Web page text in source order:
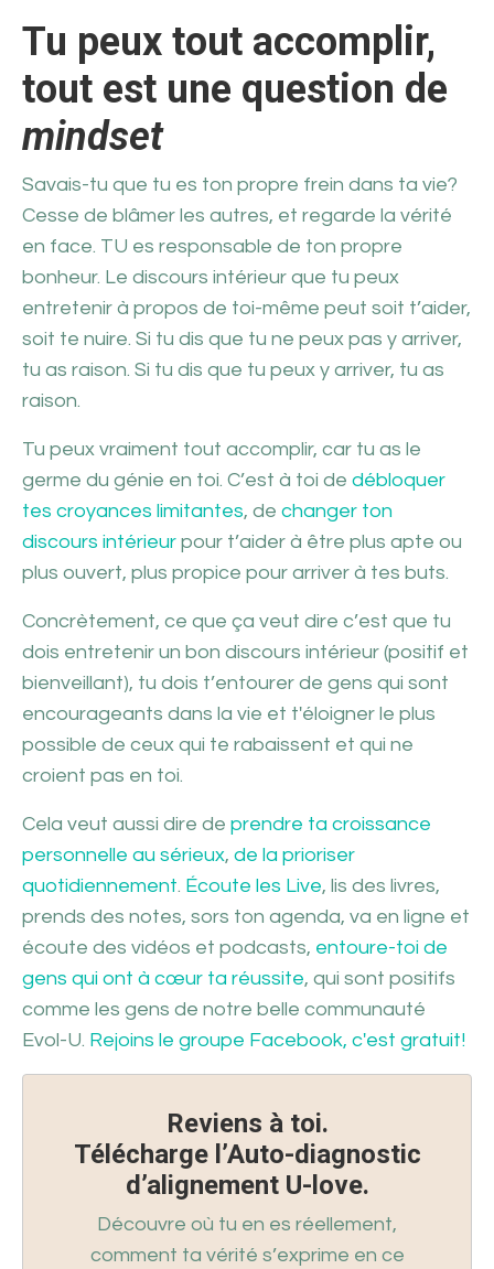
Tu peux tout accomplir,
tout est une question de
mindset
Savais-tu que tu es ton propre frein dans ta vie?
Cesse de blâmer les autres, et regarde la vérité
en face. TU es responsable de ton propre
bonheur. Le discours intérieur que tu peux
entretenir à propos de toi-même peut soit t’aider,
soit te nuire. Si tu dis que tu ne peux pas y arriver,
tu as raison. Si tu dis que tu peux y arriver, tu as
raison.
Tu peux vraiment tout accomplir, car tu as le
germe du génie en toi. C’est à toi de débloquer
tes croyances limitantes, de changer ton
discours intérieur pour t’aider à être plus apte ou
plus ouvert, plus propice pour arriver à tes buts.
Concrètement, ce que ça veut dire c’est que tu
dois entretenir un bon discours intérieur (positif et
bienveillant), tu dois t’entourer de gens qui sont
encourageants dans la vie et t'éloigner le plus
possible de ceux qui te rabaissent et qui ne
croient pas en toi.
Cela veut aussi dire de prendre ta croissance
personnelle au sérieux, de la prioriser
quotidiennement. Écoute les Live, lis des livres,
prends des notes, sors ton agenda, va en ligne et
écoute des vidéos et podcasts, entoure-toi de
gens qui ont à cœur ta réussite, qui sont positifs
comme les gens de notre belle communauté
Evol-U. Rejoins le groupe Facebook, c'est gratuit!
Reviens à toi.
Télécharge l’Auto-diagnostic
d’alignement U-love.
Découvre où tu en es réellement,
comment ta vérité s’exprime en ce